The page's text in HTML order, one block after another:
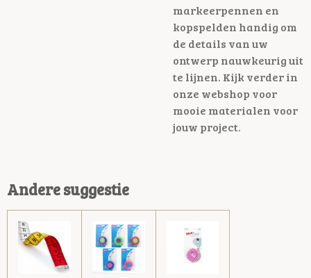
markeerpennen en
kopspelden handig om
de details van uw
ontwerp nauwkeurig uit
te lijnen. Kijk verder in
onze webshop voor
mooie materialen voor
jouw project.
Andere suggestie